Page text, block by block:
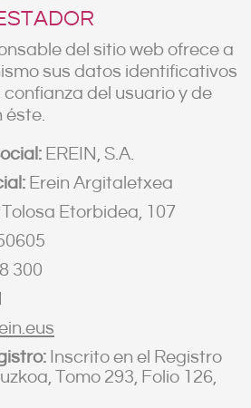
del sitio web ofrece a
sus datos identificativos
del usuario y de
éste.
EREIN, S.A.
Erein Argitaletxea
Tolosa Etorbidea, 107
300
Inscrito en el Registro
Tomo 293, Folio 126,